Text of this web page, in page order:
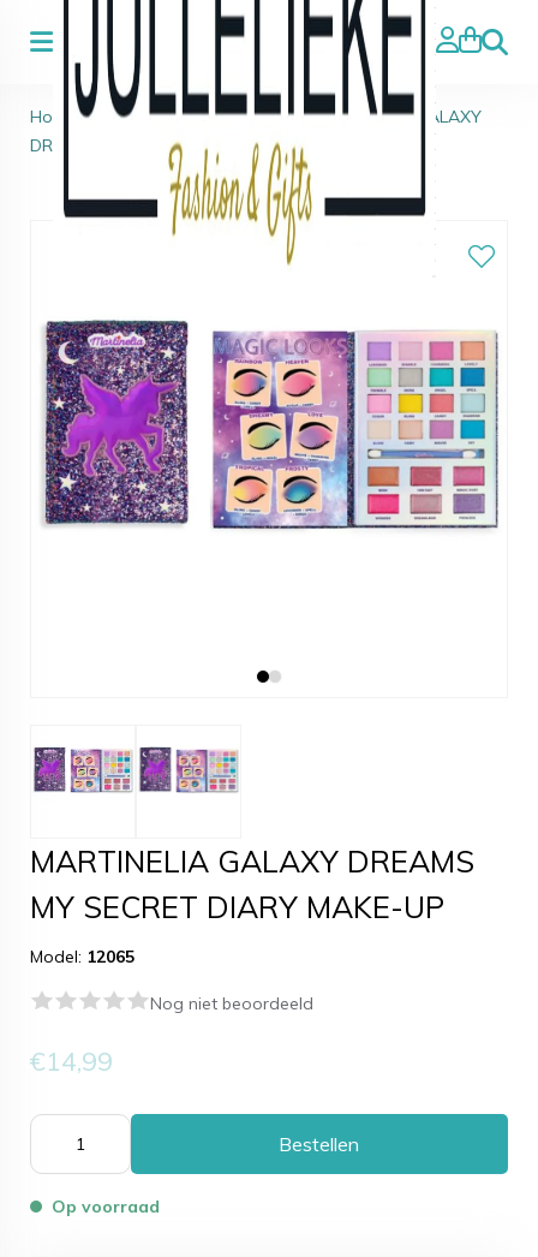
Zoeken
Home > Kids Beauty & Topmodel >MARTINELIA GALAXY
DREAMS MY SECRET DIARY MAKE-UP
MARTINELIA GALAXY DREAMS
MY SECRET DIARY MAKE-UP
Model: 12065
Nog niet beoordeeld
€14,99
Bestellen
Op voorraad